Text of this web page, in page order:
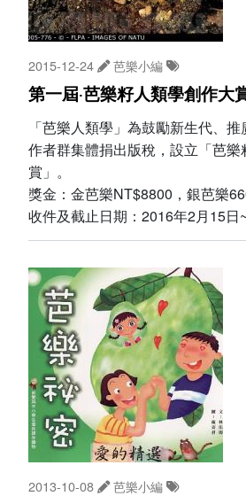
2015-12-24 芭樂小編
第一屆‧芭樂籽人類學創作大
「芭樂人類學」為鼓勵新生代、
作者群集體捐出版稅，設立「芭樂
賞」。
獎金：金芭樂NT$8800，銀芭樂
收件及截止日期：2016年2月15日
2013-10-08 芭樂小編